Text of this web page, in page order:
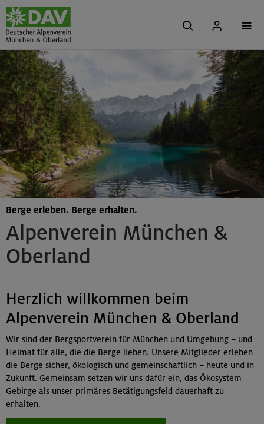
Alpenverein München &
Oberland
Berge erleben. Berge erhalten.
Herzlich willkommen beim
Alpenverein München & Oberland
Wir sind der Bergsportverein für München und Umgebung – und
Heimat für alle, die die Berge lieben. Unsere Mitglieder erleben
die Berge sicher, ökologisch und gemeinschaftlich – heute und in
Zukunft. Gemeinsam setzen wir uns dafür ein, das Ökosystem
Gebirge als unser primäres Betätigungsfeld dauerhaft zu
erhalten.